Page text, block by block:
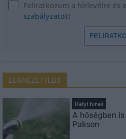
Feliratkozom a hírlevélre és
szabályzatot!
LEGNÉZETTEBB
Helyi hírek
A hőségben
Pakson